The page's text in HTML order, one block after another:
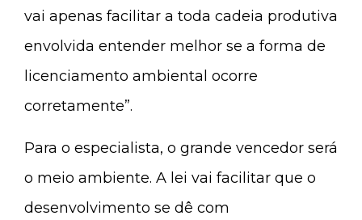
vai apenas facilitar a toda cadeia produtiva
envolvida entender melhor se a forma de
licenciamento ambiental ocorre
corretamente”.
Para o especialista, o grande vencedor será
o meio ambiente. A lei vai facilitar que o
desenvolvimento se dê com